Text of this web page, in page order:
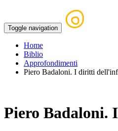
Toggle navigation
Home
Biblio
Approfondimenti
Piero Badaloni. I diritti
Piero